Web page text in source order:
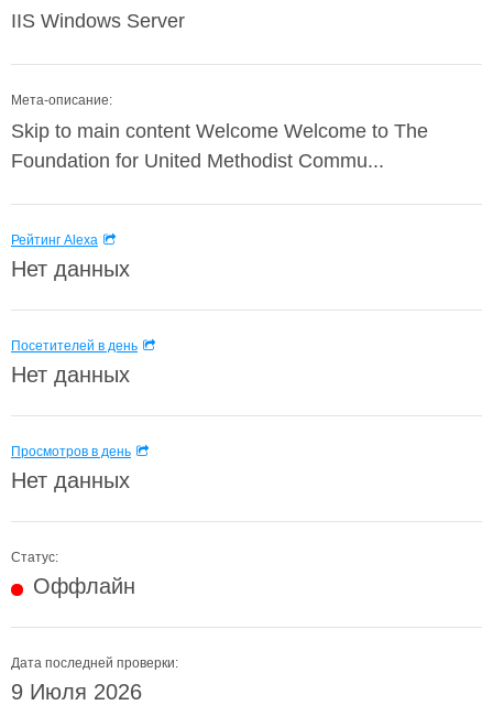
IIS Windows Server
Мета-описание:
Skip to main content Welcome Welcome to The
Foundation for United Methodist Commu...
Рейтинг Alexa
Нет данных
Посетителей в день
Нет данных
Просмотров в день
Нет данных
Статус:
Оффлайн
Дата последней проверки:
9 Июля 2026